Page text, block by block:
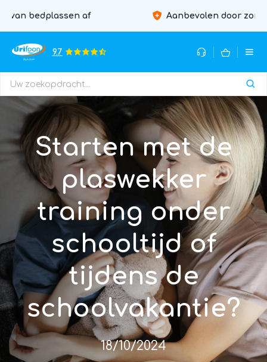
Aanbevolen door zorgprofessionals
9.7
Starten met de
plaswekker
training onder
schooltijd of
tijdens de
schoolvakantie?
18/10/2024